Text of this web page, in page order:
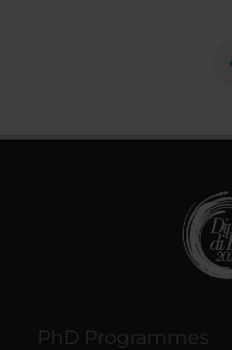
PhD Programmes